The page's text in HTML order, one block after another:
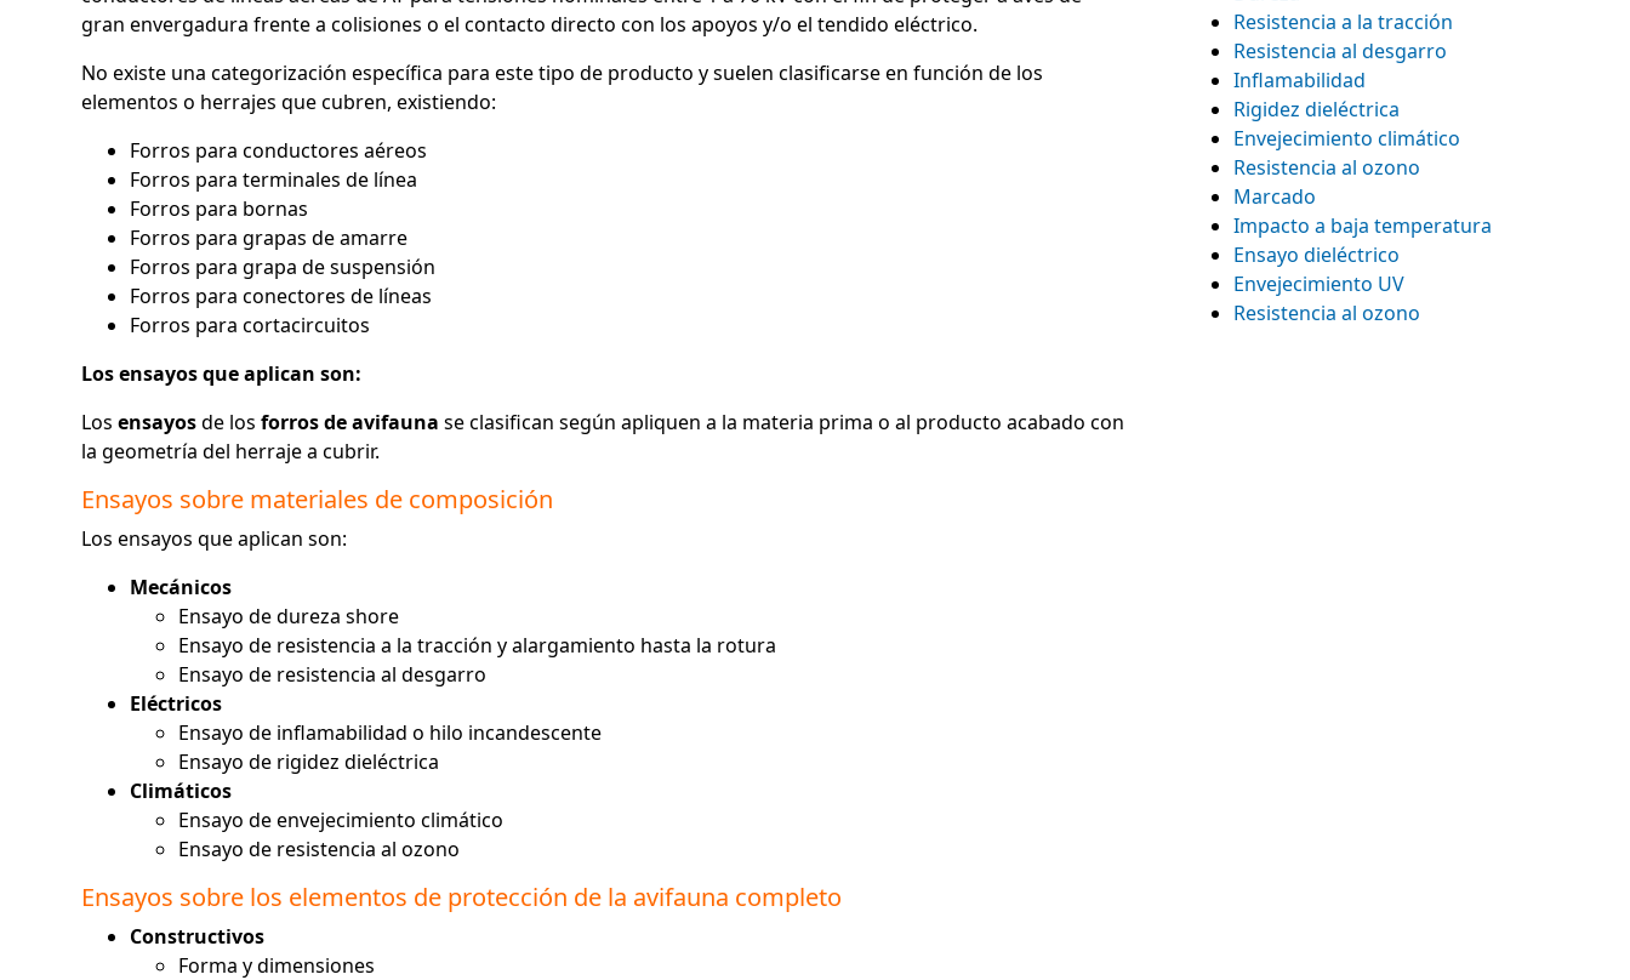
gran envergadura frente a colisiones o el contacto directo con los apoyos y/o el tendido eléctrico.
No existe una categorización específica para este tipo de producto y suelen clasificarse en función de los
elementos o herrajes que cubren, existiendo:
Forros para conductores aéreos
Forros para terminales de línea
Forros para bornas
Forros para grapas de amarre
Forros para grapa de suspensión
Forros para conectores de líneas
Forros para cortacircuitos
Los ensayos que aplican son:
Los ensayosde los forros de avifauna se clasifican según apliquen a la materia prima o al producto acabado con
la geometría del herraje a cubrir.
Ensayos sobre materiales de composición
Los ensayos que aplican son:
Mecánicos
Ensayo de dureza shore
Ensayo de resistencia a la tracción y alargamiento hasta la rotura
Ensayo de resistencia al desgarro
Eléctricos
Ensayo de inflamabilidad o hilo incandescente
Ensayo de rigidez dieléctrica
Climáticos
Ensayo de envejecimiento climático
Ensayo de resistencia al ozono
Ensayos sobre los elementos de protección de la avifauna completo
Constructivos
Forma y dimensiones
Resistencia a la tracción
Resistencia al desgarro
Inflamabilidad
Rigidez dieléctrica
Envejecimiento climático
Resistencia al ozono
Marcado
Impacto a baja temperatura
Ensayo dieléctrico
Envejecimiento UV
Resistencia al ozono